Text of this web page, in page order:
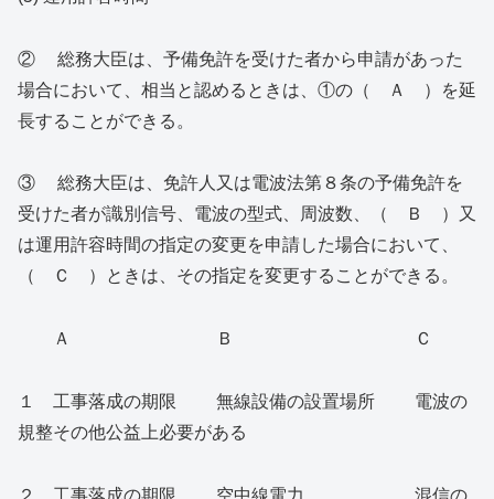
② 総務大臣は、予備免許を受けた者から申請があった
場合において、相当と認めるときは、①の（ Ａ ）を延
長することができる。
③ 総務大臣は、免許人又は電波法第８条の予備免許を
受けた者が識別信号、電波の型式、周波数、（ Ｂ ）又
は運用許容時間の指定の変更を申請した場合において、
（ Ｃ ）ときは、その指定を変更することができる。
Ａ Ｂ Ｃ
１ 工事落成の期限 無線設備の設置場所 電波の
規整その他公益上必要がある
２ 工事落成の期限 空中線電力 混信の